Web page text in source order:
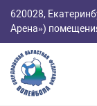
620028,
Арена»)